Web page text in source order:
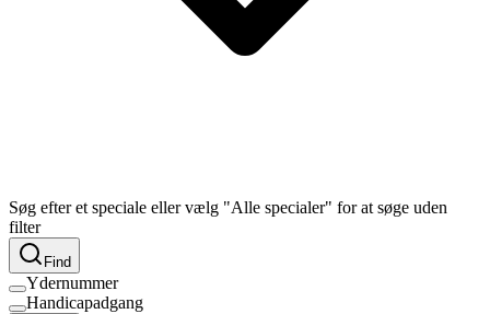
Søg efter et speciale eller vælg "Alle specialer" for at søge uden
filter
Find
Ydernummer
Handicapadgang